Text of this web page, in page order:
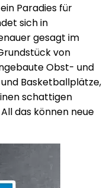
Paradies für
sich in
gesagt im
von
Obst- und
Basketballplätze,
schattigen
das können neue